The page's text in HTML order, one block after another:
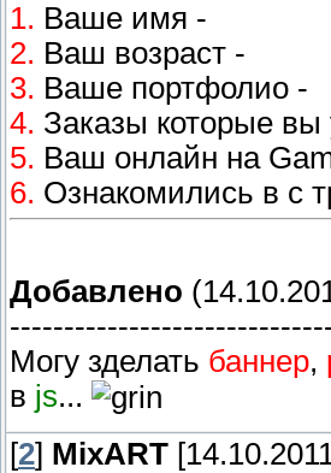
1. Ваше имя -
2. Ваш возраст -
3. Ваше портфолио -
4. Заказы которые
5. Ваш онлайн на
6. Ознакомились в с
Добавлено
Могу зделать баннер,
в js...
[2] MixART